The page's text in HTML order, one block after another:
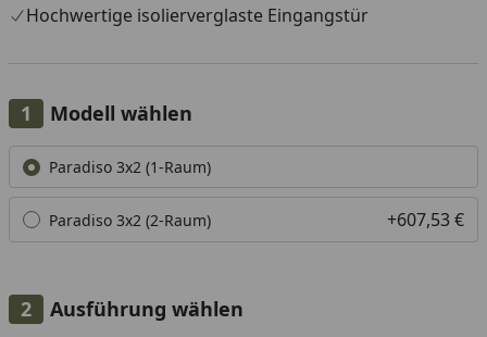
Hochwertige isolierverglaste Eingangstür
Modell wählen
Alle anzeigen (2)
Paradiso 3x2 (1-Raum)
Paradiso 3x2 (2-Raum) +607,53 €
Ausführung wählen